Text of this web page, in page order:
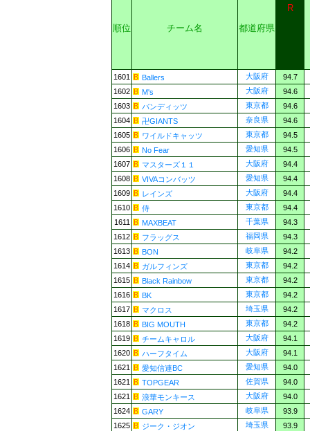
順位 チーム名 都道府県
R
1601 Ballers 大阪府
94.7
1602
M's 大阪府
94.6
1603
バンディッツ 東京都
94.6
1604
卍GIANTS 奈良県
94.6
1605
ワイルドキャッツ 東京都
94.5
1606
No Fear 愛知県
94.5
1607
マスターズ１１ 大阪府
94.4
1608
VIVAコンバッツ 愛知県
94.4
1609
レインズ 大阪府
94.4
1610
侍 東京都
94.4
1611
MAXBEAT 千葉県
94.3
1612
フラッグス 福岡県
94.3
1613
BON 岐阜県
94.2
1614
ガルフィンズ 東京都
94.2
1615
Black Rainbow 東京都
94.2
1616
BK 東京都
94.2
1617
マクロス 埼玉県
94.2
1618
BIG MOUTH 東京都
94.2
1619
チームキャロル 大阪府
94.1
1620
ハーフタイム 大阪府
94.1
1621
愛知信連BC 愛知県
94.0
1621
TOPGEAR 佐賀県
94.0
1621
浪華モンキース 大阪府
94.0
1624
GARY 岐阜県
93.9
1625
ジーク・ジオン 埼玉県
93.9